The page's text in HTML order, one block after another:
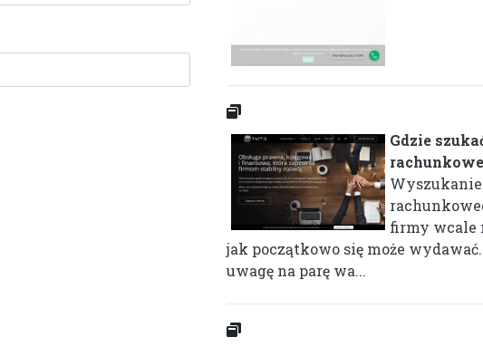
Gdzie
firmy wcale
jak początkowo się może
uwagę na parę wa...